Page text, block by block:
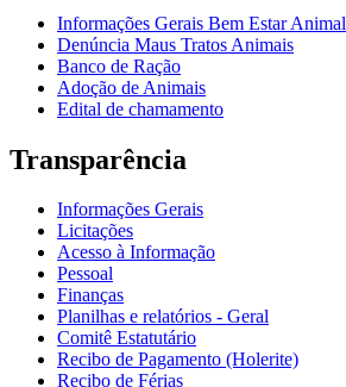
Informações Gerais Bem Estar Animal
Denúncia Maus Tratos Animais
Banco de Ração
Adoção de Animais
Edital de chamamento
Transparência
Informações Gerais
Licitações
Acesso à Informação
Pessoal
Finanças
Planilhas e relatórios - Geral
Comitê Estatutário
Recibo de Pagamento (Holerite)
Recibo de Férias